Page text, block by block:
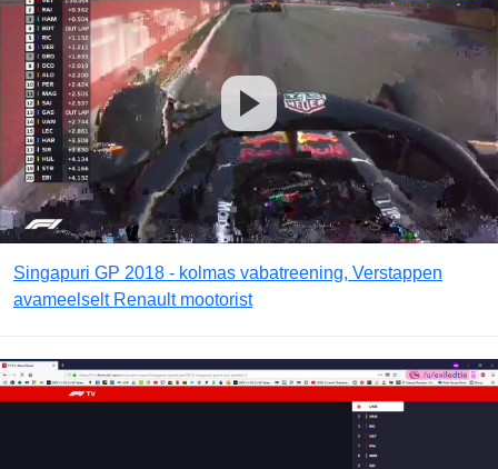
Singapuri GP 2018 - kolmas vabatreening, Verstappen
avameelselt Renault mootorist